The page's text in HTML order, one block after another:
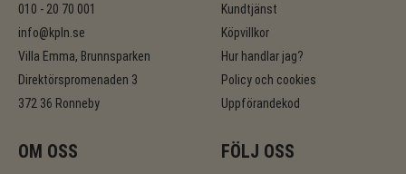
010 - 20 70 001
info@kpln.se
Villa Emma, Brunnsparken
Direktörspromenaden 3
372 36 Ronneby
Kundtjänst
Köpvillkor
Hur handlar jag?
Policy och cookies
Uppförandekod
OM OSS FÖLJ OSS